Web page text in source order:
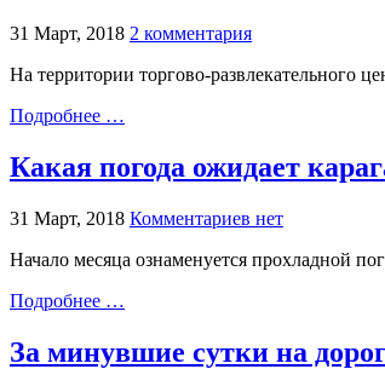
31 Март, 2018 2 комментария
На территории торгово-развлекательного
Подробнее …
Какая погода ожидает
31 Март, 2018 Комментариев нет
Начало месяца ознаменуется прохладной
Подробнее …
За минувшие сутки на